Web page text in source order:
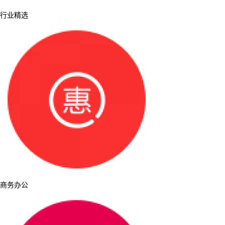
行业精选
商务办公